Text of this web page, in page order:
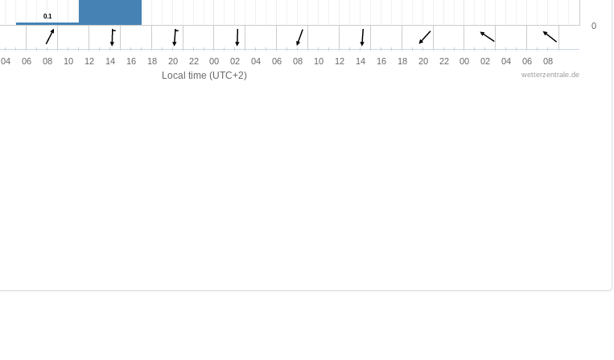
Local time (UTC+2)
0.1
0.1
04 06 08 10 12 14 16 18 20 22 00 02 04 06 08 10 12 14 16 18 20 22 00 02 04 06 08
0
wetterzentrale.de